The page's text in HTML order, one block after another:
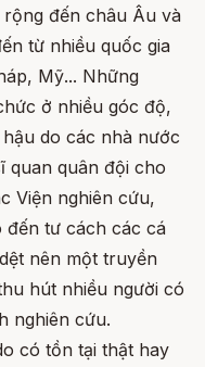
đến châu Âu và
từ nhiều quốc gia
Mỹ... Những
ở nhiều góc độ,
do các nhà nước
quan quân đội cho
Viện nghiên cứu,
tư cách các cá
nên một truyền
hút nhiều người có
nghiên cứu.
có tồn tại thật hay